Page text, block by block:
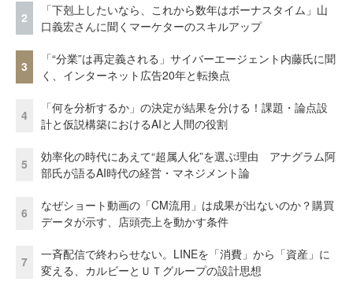
2
「下剋上したいなら、これから数年はボーナスタイム」山
口義宏さんに聞くマーケターのスキルアップ
3
「“分業”は再定義される」サイバーエージェント内藤氏に聞
く、インターネット広告20年と転換点
4
「何を分析するか」の決定が結果を分ける！課題・論点設
計と仮説構築におけるAIと人間の役割
5
効率化の時代にあえて“超属人化”を選ぶ理由 アナグラム阿
部氏が語るAI時代の経営・マネジメント論
6
なぜショート動画の「CM流用」は成果が出ないのか？購買
データが示す、店頭売上を動かす条件
7
一斉配信で終わらせない。LINEを「消費」から「資産」に
変える、カルビーとＵＴグループの設計思想